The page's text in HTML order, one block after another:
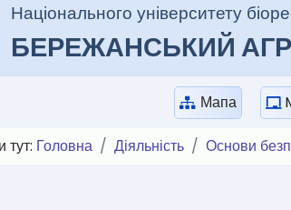
Національного університету
БЕРЕЖАНСЬКИЙ
Мапа
тут: Головна Діяльність Основи